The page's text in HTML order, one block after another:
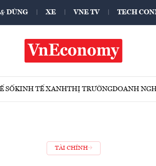
DÙNG XE VNE TV TECH
SỐKINH TẾ XANHTHỊ TRƯỜNGDOANH
TÀI CHÍNH